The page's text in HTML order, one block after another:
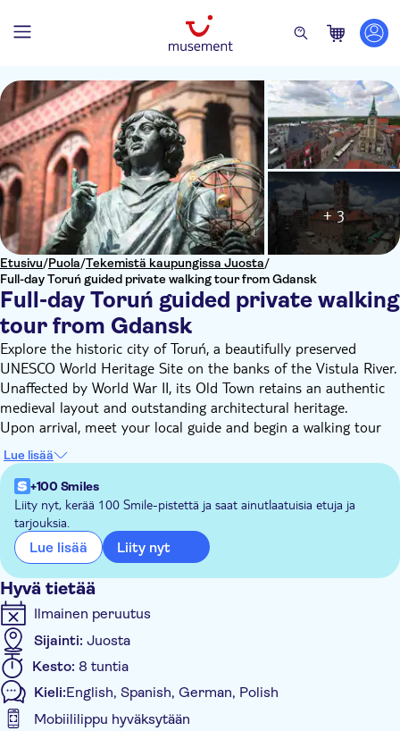
Etusivu/Puola/Tekemistä kaupungissa Juosta/
Full-day Toruń guided private walking tour from Gdansk
Full-day Toruń guided private walking
tour from Gdansk
+ 3
Explore the historic city of Toruń, a beautifully preserved
UNESCO World Heritage Site on the banks of the Vistula River.
Unaffected by World War II, its Old Town retains an authentic
medieval layout and outstanding architectural heritage.
Upon arrival, meet your local guide and begin a walking tour
through the city’s most iconic landmarks. See the Leaning
Tower, part of the original medieval fortifications, and admire
the impressive Town Hall and Artus Court. Continue to the
nearby New Town, founded in the 13th century and later
integrated into the Hanseatic League, where you can take in
red-brick merchant houses and Gothic church spires, including
the Church of St. James.
The tour also includes the ruins of the Teutonic Order Castle,
destroyed by local residents in 1454, and the birthplace of
Nicolaus Copernicus, where you’ll learn more about the
renowned astronomer’s life and achievements.
To round off the experience, sample Toruń’s famous
gingerbread, prepared according to a traditional 16th‑century
recipe, an essential part of the city’s cultural heritage.
Lue lisää
+100 Smiles
Liity nyt, kerää 100 Smile-pistettä ja saat ainutlaatuisia etuja ja
tarjouksia.
Lue lisää Liity nyt
Hyvä tietää
Ilmainen peruutus
Sijainti: Juosta
Kesto: 8 tuntia
Kieli:English, Spanish, German, Polish
Mobiililippu hyväksytään